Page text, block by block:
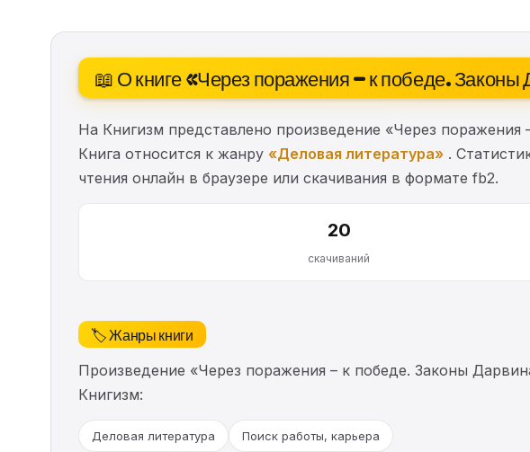
📖 О книге «Через поражения – к победе. Законы
На Книгизм представлено произведение «Через
Книга относится к жанру «Деловая литература» .
чтения онлайн в браузере или скачивания в формате fb2.
20
скачиваний
🏷️ Жанры книги
Произведение «Через поражения – к победе. Законы
Книгизм:
Деловая литература Поиск работы, карьера